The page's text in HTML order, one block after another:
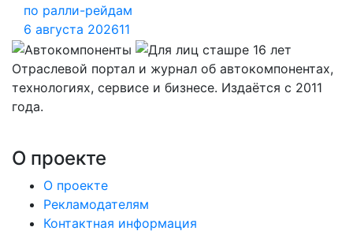
по ралли-рейдам
6 августа 202611
Отраслевой портал и журнал об автокомпонентах,
технологиях, сервисе и бизнесе. Издаётся с 2011
года.
О проекте
О проекте
Рекламодателям
Контактная информация